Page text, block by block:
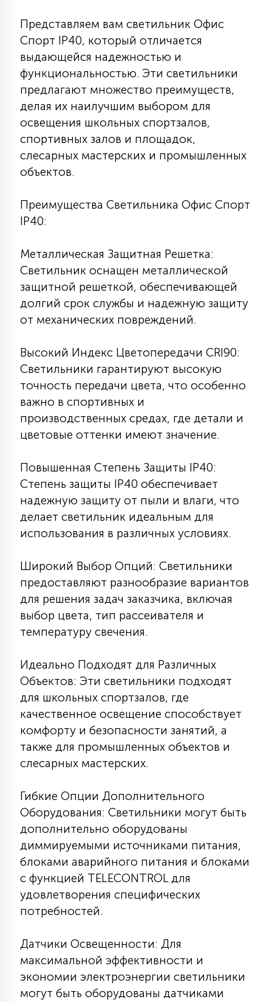
КОМПЛЕКТУЮЩИЕ
СТЕКЛЯННЫЕ
ПОДВЕСНЫЕ
НАПОЛЬНЫЕ
НАСТЕННЫЕ
С УПРАВЛЕНИЕМ
Представляем вам светильник Офис
Спорт IP40, который отличается
выдающейся надежностью и
функциональностью. Эти светильники
предлагают множество преимуществ,
делая их наилучшим выбором для
освещения школьных спортзалов,
спортивных залов и площадок,
слесарных мастерских и промышленных
объектов.
Преимущества Светильника Офис Спорт
IP40:
Металлическая Защитная Решетка:
Светильник оснащен металлической
защитной решеткой, обеспечивающей
долгий срок службы и надежную защиту
от механических повреждений.
Высокий Индекс Цветопередачи CRI90:
Светильники гарантируют высокую
точность передачи цвета, что особенно
важно в спортивных и
производственных средах, где детали и
цветовые оттенки имеют значение.
Повышенная Степень Защиты IP40:
Степень защиты IP40 обеспечивает
надежную защиту от пыли и влаги, что
делает светильник идеальным для
использования в различных условиях.
Широкий Выбор Опций: Светильники
предоставляют разнообразие вариантов
для решения задач заказчика, включая
выбор цвета, тип рассеивателя и
температуру свечения.
Идеально Подходят для Различных
Объектов: Эти светильники подходят
для школьных спортзалов, где
качественное освещение способствует
комфорту и безопасности занятий, а
также для промышленных объектов и
слесарных мастерских.
Гибкие Опции Дополнительного
Оборудования: Светильники могут быть
дополнительно оборудованы
диммируемыми источниками питания,
блоками аварийного питания и блоками
с функцией TELECONTROL для
удовлетворения специфических
потребностей.
Датчики Освещенности: Для
максимальной эффективности и
экономии электроэнергии светильники
могут быть оборудованы датчиками